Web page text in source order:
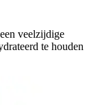
veelzijdige
te houden